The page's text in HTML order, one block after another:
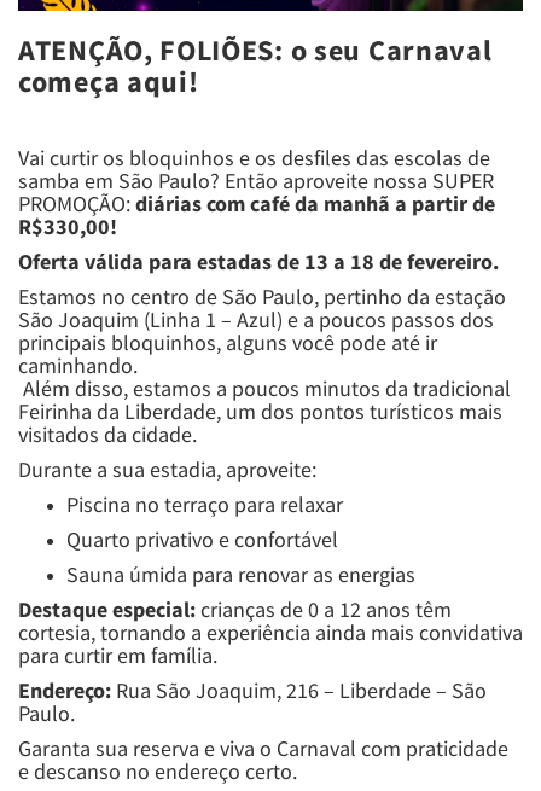
ATENÇÃO, FOLIÕES: o seu Carnaval
começa aqui!
Vai curtir os bloquinhos e os desfiles das escolas de
samba em São Paulo? Então aproveite nossa SUPER
PROMOÇÃO:diárias com café da manhã a partir de
R$330,00!
Oferta válida para estadas de 13 a 18 de fevereiro.
Estamos no centro de São Paulo, pertinho da estação
São Joaquim (Linha 1 – Azul) e a poucos passos dos
principais bloquinhos, alguns você pode até ir
caminhando.
Além disso, estamos a poucos minutos da tradicional
Feirinha da Liberdade, um dos pontos turísticos mais
visitados da cidade.
Durante a sua estadia, aproveite:
Piscina no terraço para relaxar
Quarto privativo e confortável
Sauna úmida para renovar as energias
Destaque especial:crianças de 0 a 12 anos têm
cortesia, tornando a experiência ainda mais convidativa
para curtir em família.
Endereço: Rua São Joaquim, 216 – Liberdade – São
Paulo.
Garanta sua reserva e viva o Carnaval com praticidade
e descanso no endereço certo.